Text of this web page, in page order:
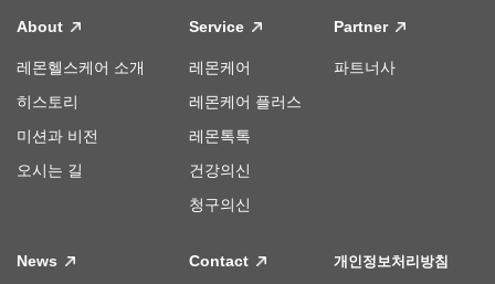
About
레몬헬스케어 소개
히스토리
미션과 비전
오시는 길
Service
레몬케어
레몬케어 플러스
레몬톡톡
건강의신
청구의신
Partner
파트너사
News Contact
개인정보처리방침